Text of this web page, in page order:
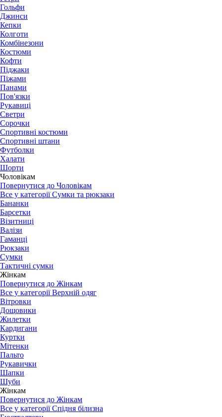
Гольфи
Джинси
Кепки
Колготи
Комбінезони
Костюми
Кофти
Піджаки
Піжами
Панами
Пов'язки
Рукавиці
Светри
Сорочки
Спортивні костюми
Спортивні штани
Футболки
Халати
Шорти
Чоловікам
Повернутися до Чоловікам
Все у категорії Сумки та рюкзаки
Бананки
Барсетки
Візитниці
Валізи
Гаманці
Рюкзаки
Сумки
Тактичні сумки
Жінкам
Повернутися до Жінкам
Все у категорії Верхній одяг
Вітровки
Дощовики
Жилетки
Кардигани
Куртки
Мітенки
Пальто
Рукавички
Шапки
Шуби
Жінкам
Повернутися до Жінкам
Все у категорії Спідня білизна